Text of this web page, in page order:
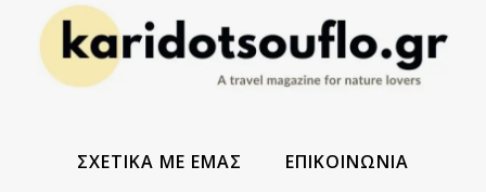
ΣΧΕΤΙΚΑ ΜΕ ΕΜΑΣ ΕΠΙΚΟΙΝΩΝΙΑ